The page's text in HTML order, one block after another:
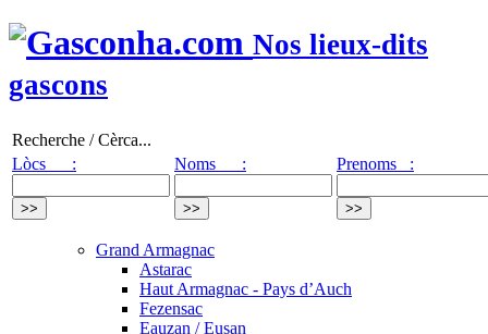
Nos lieux-dits
gascons
Recherche / Cèrca...
Lòcs :
Noms : Prenoms :
Grand Armagnac
Astarac
Haut Armagnac - Pays d’Auch
Fezensac
Eauzan / Eusan